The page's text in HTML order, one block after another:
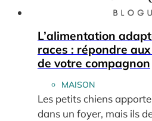
L’alimentation
races : répondre
de votre compagnon
MAISON
Les petits chiens
dans un foyer, mais ils